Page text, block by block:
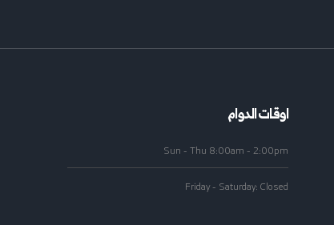
اوقات الدوام
Sun - Thu 8:00am - 2:00pm
Friday - Saturday: Closed